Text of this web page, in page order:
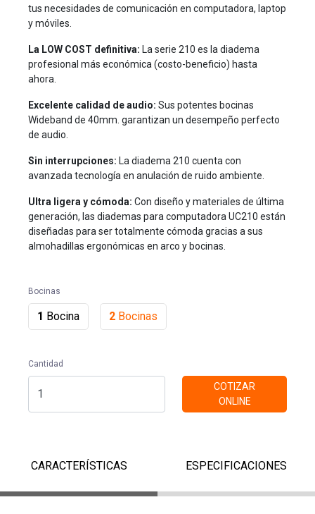
tus necesidades de comunicación en computadora, laptop
y móviles.
La LOW COST definitiva: La serie 210 es la diadema
profesional más económica (costo-beneficio) hasta
ahora.
Excelente calidad de audio: Sus potentes bocinas
Wideband de 40mm. garantizan un desempeño perfecto
de audio.
Sin interrupciones: La diadema 210 cuenta con
avanzada tecnología en anulación de ruido ambiente.
Ultra ligera y cómoda: Con diseño y materiales de última
generación, las diademas para computadora UC210 están
diseñadas para ser totalmente cómoda gracias a sus
almohadillas ergonómicas en arco y bocinas.
Bocinas
1 Bocina 2 Bocinas
Cantidad
COTIZAR
ONLINE
CARACTERÍSTICAS ESPECIFICACIONES